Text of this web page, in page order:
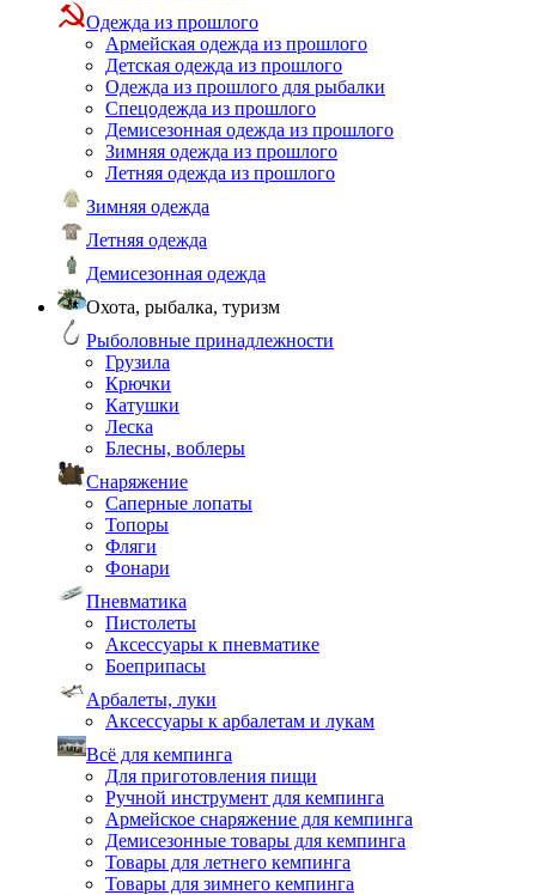
Одежда из прошлого
Армейская одежда из прошлого
Детская одежда из прошлого
Одежда из прошлого для рыбалки
Спецодежда из прошлого
Демисезонная одежда из прошлого
Зимняя одежда из прошлого
Летняя одежда из прошлого
Зимняя одежда
Летняя одежда
Демисезонная одежда
Охота, рыбалка, туризм
Рыболовные принадлежности
Грузила
Крючки
Катушки
Леска
Блесны, воблеры
Снаряжение
Саперные лопаты
Топоры
Фляги
Фонари
Пневматика
Пистолеты
Аксессуары к пневматике
Боеприпасы
Арбалеты, луки
Аксессуары к арбалетам и лукам
Всё для кемпинга
Для приготовления пищи
Ручной инструмент для кемпинга
Армейское снаряжение для кемпинга
Демисезонные товары для кемпинга
Товары для летнего кемпинга
Товары для зимнего кемпинга